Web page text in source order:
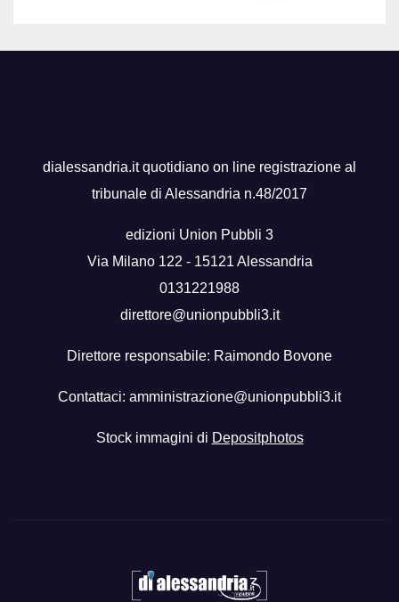
dialessandria.it quotidiano on line registrazione al
tribunale di Alessandria n.48/2017
edizioni Union Pubbli 3
Via Milano 122 - 15121 Alessandria
0131221988
direttore@unionpubbli3.it
Direttore responsabile: Raimondo Bovone
Contattaci: amministrazione@unionpubbli3.it
Stock immagini di Depositphotos